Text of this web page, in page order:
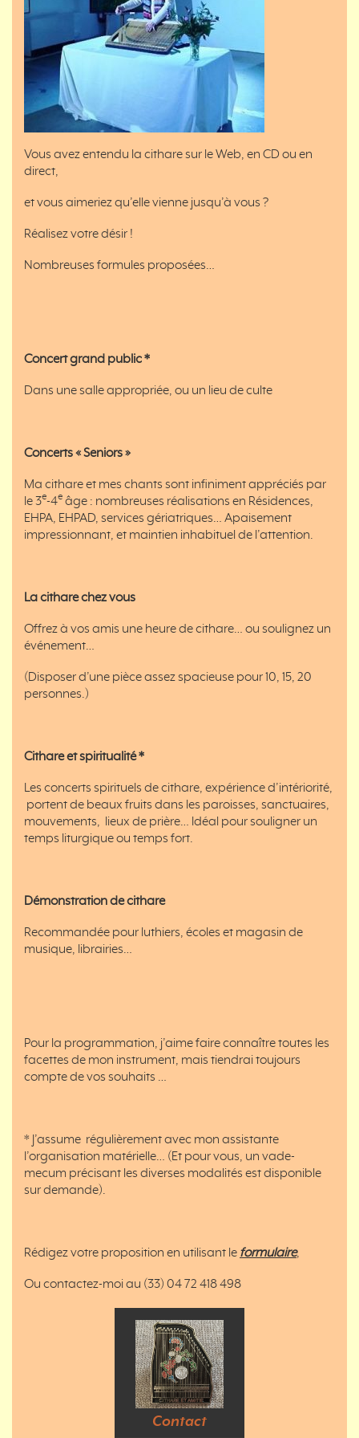
Vous avez entendu la cithare sur le Web, en CD ou en
direct,
et vous aimeriez qu’elle vienne jusqu’à vous ?
Réalisez votre désir !
Nombreuses formules proposées…
Concert grand public *
Dans une salle appropriée, ou un lieu de culte
Concerts« Seniors »
Ma cithare et mes chants sont infiniment appréciés par
le 3e-4e âge : nombreuses réalisations en Résidences,
EHPA, EHPAD, services gériatriques… Apaisement
impressionnant, et maintien inhabituel de l’attention.
La cithare chez vous
Offrez à vos amis une heure de cithare… ou soulignez un
événement…
(Disposer d’une pièce assez spacieuse pour 10, 15, 20
personnes.)
Cithare et spiritualité *
Les concerts spirituels de cithare, expérience d’intériorité,
portent de beaux fruits dans les paroisses, sanctuaires,
mouvements, lieux de prière… Idéal pour souligner un
temps liturgique ou temps fort.
Démonstration de cithare
Recommandée pour luthiers, écoles et magasin de
musique, librairies…
Pour la programmation, j’aime faire connaître toutes les
facettes de mon instrument, mais tiendrai toujours
compte de vos souhaits …
* J’assume régulièrement avec mon assistante
l’organisation matérielle… (Et pour vous, un vade-
mecum précisant les diverses modalités est disponible
sur demande).
Rédigez votre proposition en utilisant le formulaire,
Ou contactez-moi au (33) 04 72 418 498
Contact